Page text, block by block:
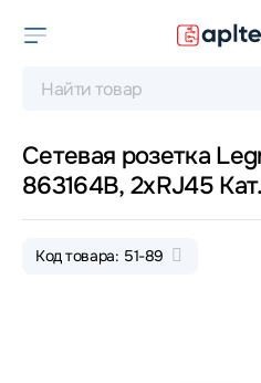
Сетевая розетка
863164B, 2хRJ45
Код товара: 51-89